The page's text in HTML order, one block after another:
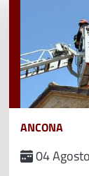
ANCONA
04